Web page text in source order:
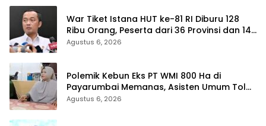
War Tiket Istana HUT ke-81 RI Diburu 128
Ribu Orang, Peserta dari 36 Provinsi dan 14
Negara
Agustus 6, 2026
Polemik Kebun Eks PT WMI 800 Ha di
Payarumbai Memanas, Asisten Umum Tolak
Dikelola Agrinas dan Tantang Presiden
Agustus 6, 2026